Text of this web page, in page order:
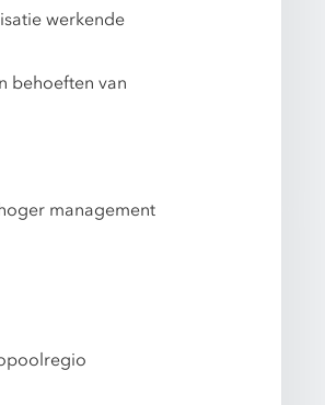
werkende
behoeften van
management